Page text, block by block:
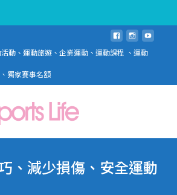
動、運動旅遊、企業運動、運動課程 、運動
獨家賽事名額
、減少損傷、安全運動